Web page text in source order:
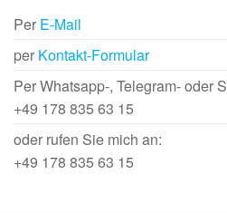
Per E-Mail
per Kontakt-Formular
Per Whatsapp-, Telegram- oder
+49 178 835 63 15
oder rufen Sie mich an:
+49 178 835 63 15